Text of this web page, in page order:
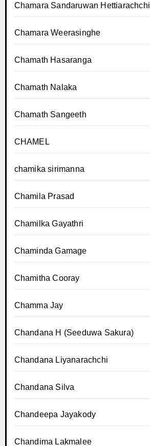
Chamara Sandaruwan Hettiarachchi
Chamara Weerasinghe
Chamath Hasaranga
Chamath Nalaka
Chamath Sangeeth
CHAMEL
chamika sirimanna
Chamila Prasad
Chamilka Gayathri
Chaminda Gamage
Chamitha Cooray
Chamma Jay
Chandana H (Seeduwa Sakura)
Chandana Liyanarachchi
Chandana Silva
Chandeepa Jayakody
Chandima Lakmalee